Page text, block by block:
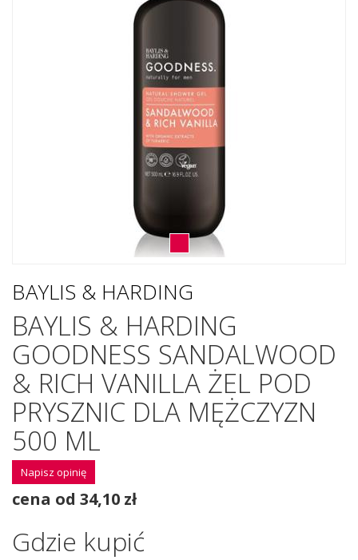
BAYLIS & HARDING
BAYLIS & HARDING
GOODNESS SANDALWOOD
& RICH VANILLA ŻEL POD
PRYSZNIC DLA MĘŻCZYZN
500 ML
Napisz opinię
cena od 34,10 zł
Gdzie kupić